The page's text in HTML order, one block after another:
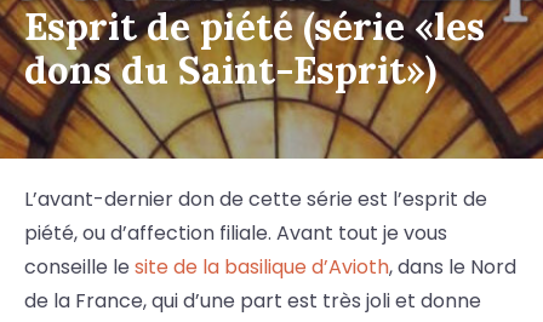
Esprit de piété (série «les
dons du Saint-Esprit»)
L’avant-dernier don de cette série est l’esprit de
piété, ou d’affection filiale. Avant tout je vous
conseille le site de la basilique d’Avioth, dans le Nord
de la France, qui d’une part est très joli et donne